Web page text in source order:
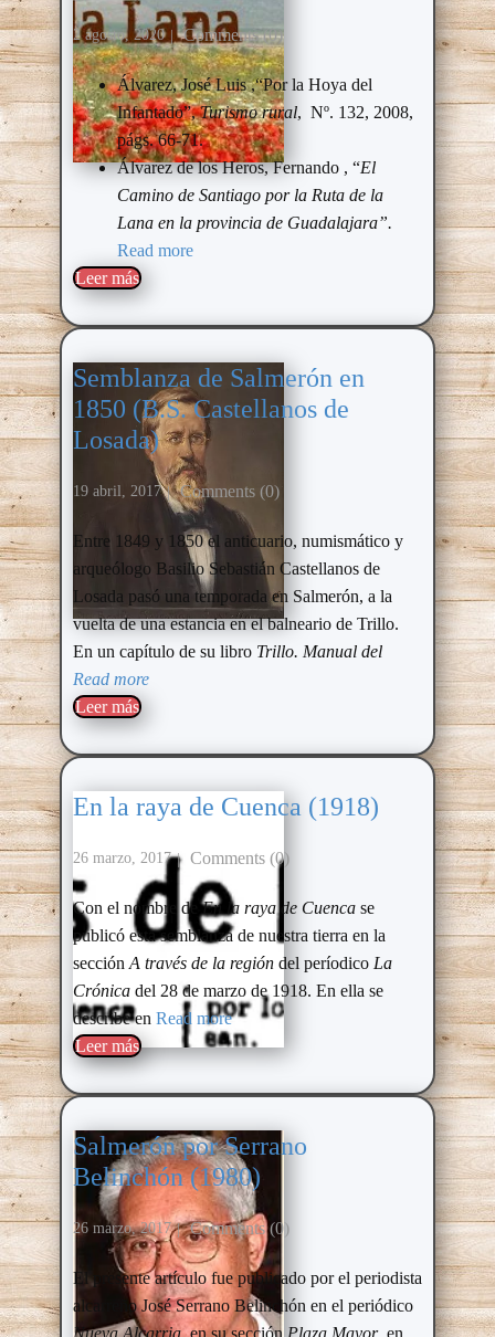
2 agosto, 2020 Comments (0)
Álvarez, José Luis ,“Por la Hoya del
Infantado”,Turismo rural, Nº. 132, 2008,
págs. 66-71.
Álvarez de los Heros, Fernando , “El
Camino de Santiago por la Ruta de la
Lana en la provincia de Guadalajara”.
Read more
Leer más​
Semblanza de Salmerón en
1850 (B.S. Castellanos de
Losada)
19 abril, 2017 Comments (0)
Entre 1849 y 1850 el anticuario, numismático y
arqueólogo Basilio Sebastián Castellanos de
Losada pasó una temporada en Salmerón, a la
vuelta de una estancia en el balneario de Trillo.
En un capítulo de su libro Trillo. Manual del
Read more
Leer más​
En la raya de Cuenca (1918)
26 marzo, 2017 Comments (0)
Con el nombre deEn la raya de Cuenca se
publicó esta semblanza de nuestra tierra en la
secciónA través de la región del períodico La
Crónica del 28 de marzo de 1918. En ella se
describe en Read more
Leer más​
Salmerón por Serrano
Belinchón (1980)
26 marzo, 2017 Comments (0)
El presente artículo fue publicado por el periodista
alcarreño José Serrano Belinchón en el periódico